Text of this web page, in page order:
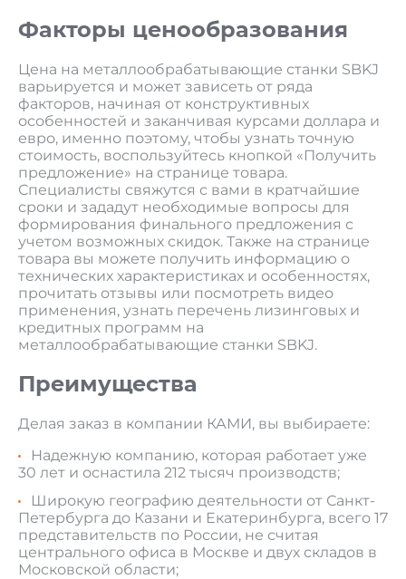
Факторы ценообразования
Цена на металлообрабатывающие станки SBKJ
варьируется и может зависеть от ряда
факторов, начиная от конструктивных
особенностей и заканчивая курсами доллара и
евро, именно поэтому, чтобы узнать точную
стоимость, воспользуйтесь кнопкой «Получить
предложение» на странице товара.
Специалисты свяжутся с вами в кратчайшие
сроки и зададут необходимые вопросы для
формирования финального предложения с
учетом возможных скидок. Также на странице
товара вы можете получить информацию о
технических характеристиках и особенностях,
прочитать отзывы или посмотреть видео
применения, узнать перечень лизинговых и
кредитных программ на
металлообрабатывающие станки SBKJ.
Преимущества
Делая заказ в компании КАМИ, вы выбираете:
Надежную компанию, которая работает уже
30 лет и оснастила 212 тысяч производств;
Широкую географию деятельности от Санкт-
Петербурга до Казани и Екатеринбурга, всего 17
представительств по России, не считая
центрального офиса в Москве и двух складов в
Московской области;